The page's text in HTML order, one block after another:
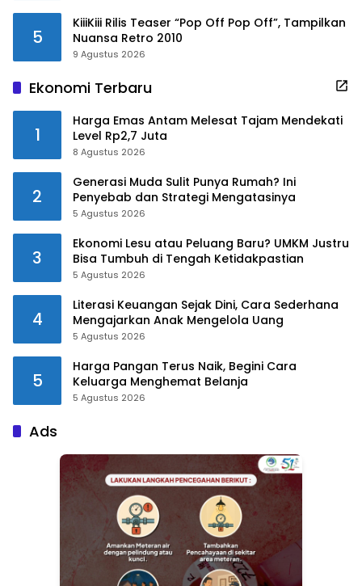
5
KiiiKiii Rilis Teaser “Pop Off Pop Off”, Tampilkan
Nuansa Retro 2010
9 Agustus 2026
Ekonomi Terbaru
1
Harga Emas Antam Melesat Tajam Mendekati
Level Rp2,7 Juta
8 Agustus 2026
2
Generasi Muda Sulit Punya Rumah? Ini
Penyebab dan Strategi Mengatasinya
5 Agustus 2026
3
Ekonomi Lesu atau Peluang Baru? UMKM Justru
Bisa Tumbuh di Tengah Ketidakpastian
5 Agustus 2026
4
Literasi Keuangan Sejak Dini, Cara Sederhana
Mengajarkan Anak Mengelola Uang
5 Agustus 2026
5
Harga Pangan Terus Naik, Begini Cara
Keluarga Menghemat Belanja
5 Agustus 2026
Ads